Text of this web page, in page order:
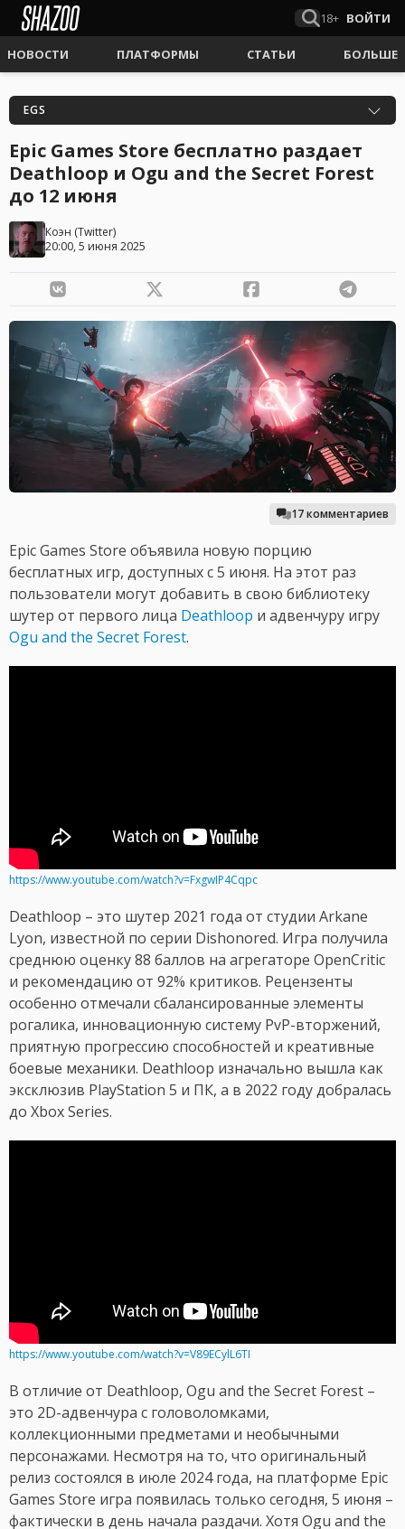
18+ ВОЙТИ
НОВОСТИ ПЛАТФОРМЫ СТАТЬИ БОЛЬШЕ
EGS
Epic Games Store бесплатно раздает
Deathloop и Ogu and the Secret Forest
до 12 июня
Коэн (Twitter)
20:00, 5 июня 2025
17 комментариев
Epic Games Store объявила новую порцию
бесплатных игр, доступных с 5 июня. На этот раз
пользователи могут добавить в свою библиотеку
шутер от первого лица Deathloop и адвенчуру игру
Ogu and the Secret Forest.
https://www.youtube.com/watch?v=FxgwIP4Cqpc
Deathloop – это шутер 2021 года от студии Arkane
Lyon, известной по серии Dishonored. Игра получила
среднюю оценку 88 баллов на агрегаторе OpenCritic
и рекомендацию от 92% критиков. Рецензенты
особенно отмечали сбалансированные элементы
рогалика, инновационную систему PvP-вторжений,
приятную прогрессию способностей и креативные
боевые механики. Deathloop изначально вышла как
эксклюзив PlayStation 5 и ПК, а в 2022 году добралась
до Xbox Series.
https://www.youtube.com/watch?v=V89ECylL6TI
В отличие от Deathloop, Ogu and the Secret Forest –
это 2D-адвенчура с головоломками,
коллекционными предметами и необычными
персонажами. Несмотря на то, что оригинальный
релиз состоялся в июле 2024 года, на платформе Epic
Games Store игра появилась только сегодня, 5 июня –
фактически в день начала раздачи. Хотя Ogu and the